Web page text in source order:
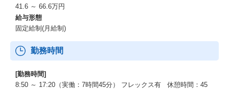
41.6 ～ 66.6万円
給与形態
固定給制(月給制)
勤務時間
[勤務時間]
8:50 ～ 17:20（実働：7時間45分） フレックス有 休憩時間：45